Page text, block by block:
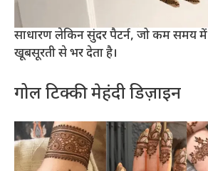
साधारण लेकिन सुंदर पैटर्न, जो कम समय में
खूबसूरती से भर देता है।
गोल टिक्की मेहंदी डिज़ाइन